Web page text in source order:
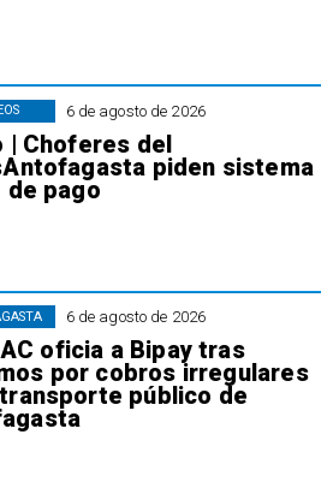
6 de agosto de 2026
| Choferes del
piden sistema
de pago
6 de agosto de 2026
oficia a Bipay tras
por cobros irregulares
público de